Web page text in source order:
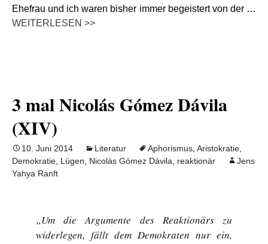
Ehefrau und ich waren bisher immer begeistert von der …
WEITERLESEN >>
3 mal Nicolás Gómez Dávila
(XIV)
10. Juni 2014 Literatur Aphorismus Aristokratie
Demokratie Lügen Nicolás Gómez Dávila reaktionär
Jens
Yahya Ranft
„Um die Argumente des Reaktionärs zu
widerlegen, fällt dem Demokraten nur ein,